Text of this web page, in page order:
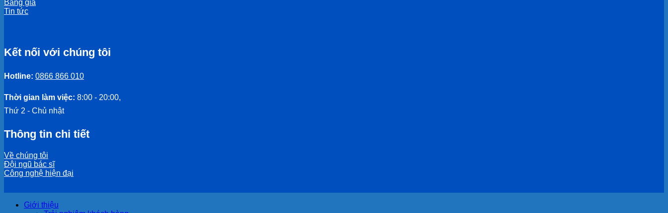
Bảng giá
Tin tức
Kết nối với chúng tôi
Hotline: 0866 866 010
Thời gian làm việc: 8:00 - 20:00,
Thứ 2 - Chủ nhật
Thông tin chi tiết
Về chúng tôi
Đội ngũ bác sĩ
Công nghệ hiện đại
Giới thiệu